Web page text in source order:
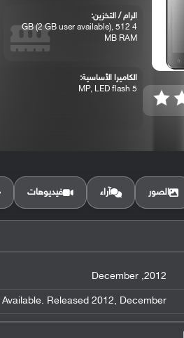
الرام / التخزين:
4 GB (2 GB user available), 512
MB RAM
الكاميرا الأساسية:
5 MP, LED flash
الصور آراء فيديوهات
2012, December
Available. Released 2012, December